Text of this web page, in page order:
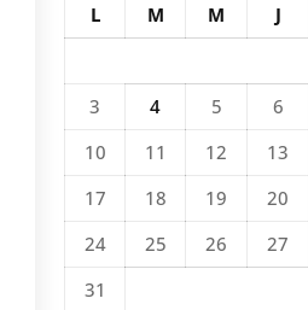
L M M J
3
4 5 6
10
11 12 13
17
18 19 20
24
25 26 27
31